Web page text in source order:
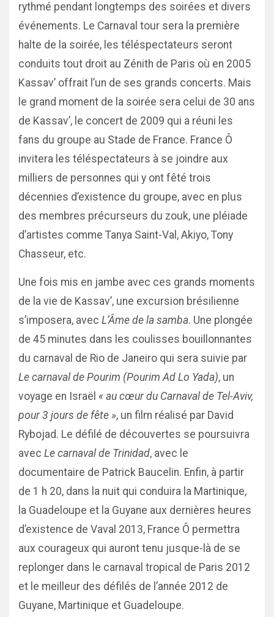
rythmé pendant longtemps des soirées et divers
événements. Le Carnaval tour sera la première
halte de la soirée, les téléspectateurs seront
conduits tout droit au Zénith de Paris où en 2005
Kassav’ offrait l’un de ses grands concerts. Mais
le grand moment de la soirée sera celui de 30 ans
de Kassav’, le concert de 2009 qui a réuni les
fans du groupe au Stade de France. France Ô
invitera les téléspectateurs à se joindre aux
milliers de personnes qui y ont fêté trois
décennies d’existence du groupe, avec en plus
des membres précurseurs du zouk, une pléiade
d’artistes comme Tanya Saint-Val, Akiyo, Tony
Chasseur, etc.
Une fois mis en jambe avec ces grands moments
de la vie de Kassav’, une excursion brésilienne
s’imposera, avec L’Âme de la samba. Une plongée
de 45 minutes dans les coulisses bouillonnantes
du carnaval de Rio de Janeiro qui sera suivie par
Le carnaval de Pourim (Pourim Ad Lo Yada), un
voyage en Israël « au cœur du Carnaval de Tel-Aviv,
pour 3 jours de fête », un film réalisé par David
Rybojad. Le défilé de découvertes se poursuivra
avec Le carnaval de Trinidad, avec le
documentaire de Patrick Baucelin. Enfin, à partir
de 1 h 20, dans la nuit qui conduira la Martinique,
la Guadeloupe et la Guyane aux dernières heures
d’existence de Vaval 2013, France Ô permettra
aux courageux qui auront tenu jusque-là de se
replonger dans le carnaval tropical de Paris 2012
et le meilleur des défilés de l’année 2012 de
Guyane, Martinique et Guadeloupe.